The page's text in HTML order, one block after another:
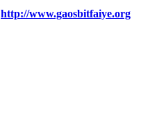
http://www.gaosbitfaiye.org